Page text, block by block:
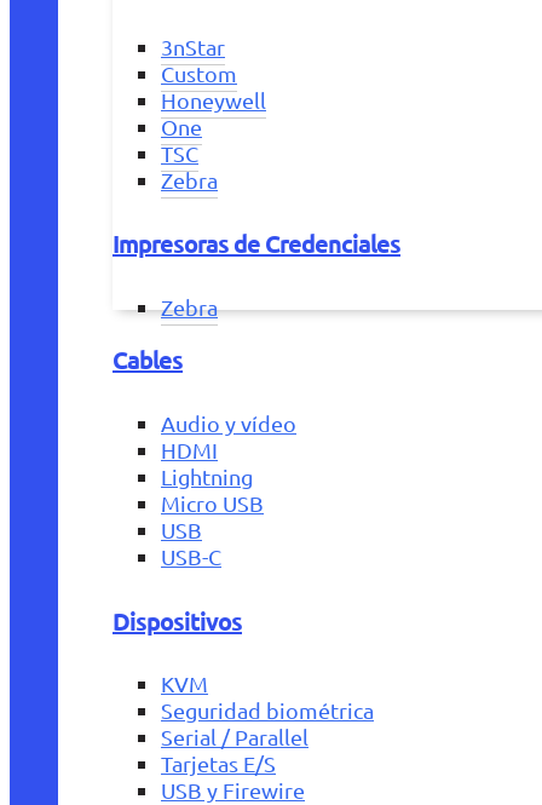
3nStar
Custom
Honeywell
One
TSC
Zebra
Impresoras de Credenciales
Zebra
Cables
Audio y vídeo
HDMI
Lightning
Micro USB
USB
USB-C
Dispositivos
KVM
Seguridad biométrica
Serial / Parallel
Tarjetas E/S
USB y Firewire